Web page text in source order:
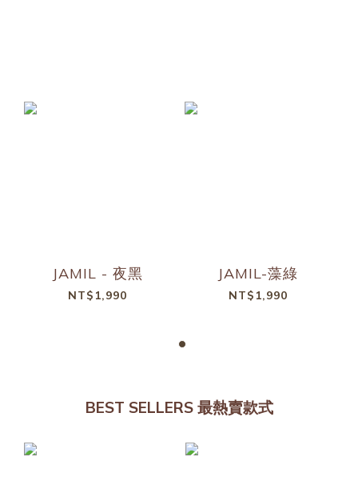
JAMIL - 夜黑
NT$1,990
JAMIL-藻綠
NT$1,990
BEST SELLERS 最熱賣款式